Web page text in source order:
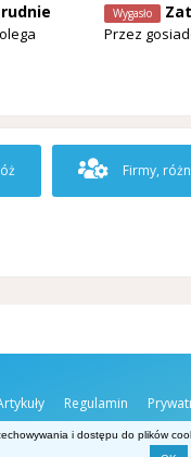
Wygasło
Przez
Firmy,
Regulamin
i dostępu do plików